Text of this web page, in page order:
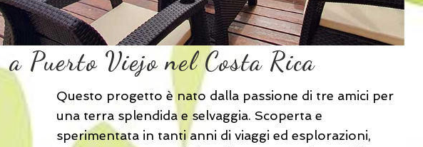
a Puerto Viejo nel Costa Rica
Questo progetto è nato dalla passione di tre amici per
una terra splendida e selvaggia. Scoperta e
sperimentata in tanti anni di viaggi ed esplorazioni,